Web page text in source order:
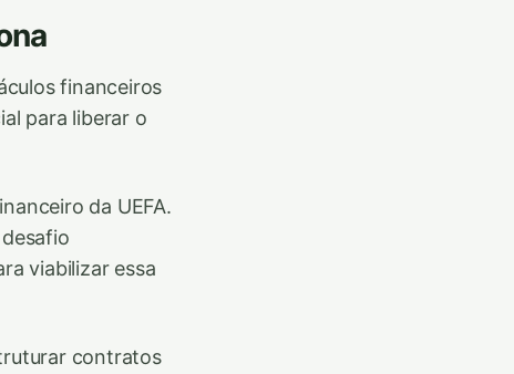
financeiros
para liberar o
da UEFA.
viabilizar essa
contratos